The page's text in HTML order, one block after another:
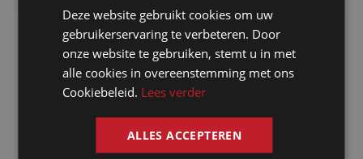
FRENCH
Deze website gebruikt cookies om uw
gebruikerservaring te verbeteren. Door
onze website te gebruiken, stemt u in met
alle cookies in overeenstemming met ons
Cookiebeleid. Lees verder
ALLES ACCEPTEREN